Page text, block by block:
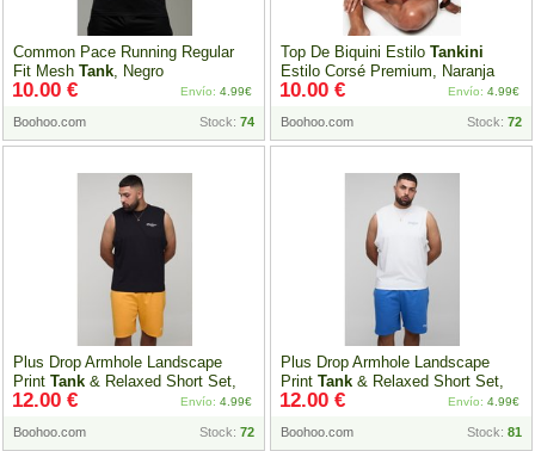
Common Pace Running Regular
Fit Mesh Tank, Negro
Boohoo.com Stock: 74
10.00 € Envío: 4.99€
Top De Biquini Estilo Tankini
Estilo Corsé Premium, Naranja
Boohoo.com Stock: 72
10.00 € Envío: 4.99€
Plus Drop Armhole Landscape
Print Tank & Relaxed Short Set,
Negro
Boohoo.com Stock: 72
12.00 € Envío: 4.99€
Plus Drop Armhole Landscape
Print Tank & Relaxed Short Set,
Blanco
Boohoo.com Stock: 81
12.00 € Envío: 4.99€